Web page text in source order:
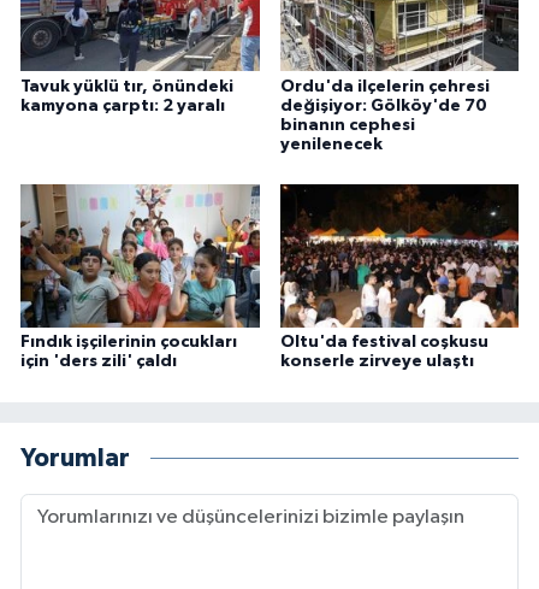
Tavuk yüklü tır, önündeki
kamyona çarptı: 2 yaralı
Ordu'da ilçelerin çehresi
değişiyor: Gölköy'de 70
binanın cephesi
yenilenecek
Fındık işçilerinin çocukları
için 'ders zili' çaldı
Oltu'da festival coşkusu
konserle zirveye ulaştı
Yorumlar